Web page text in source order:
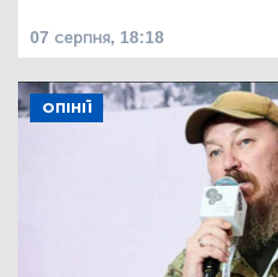
07 серпня, 18:18
ОПІНІЇ